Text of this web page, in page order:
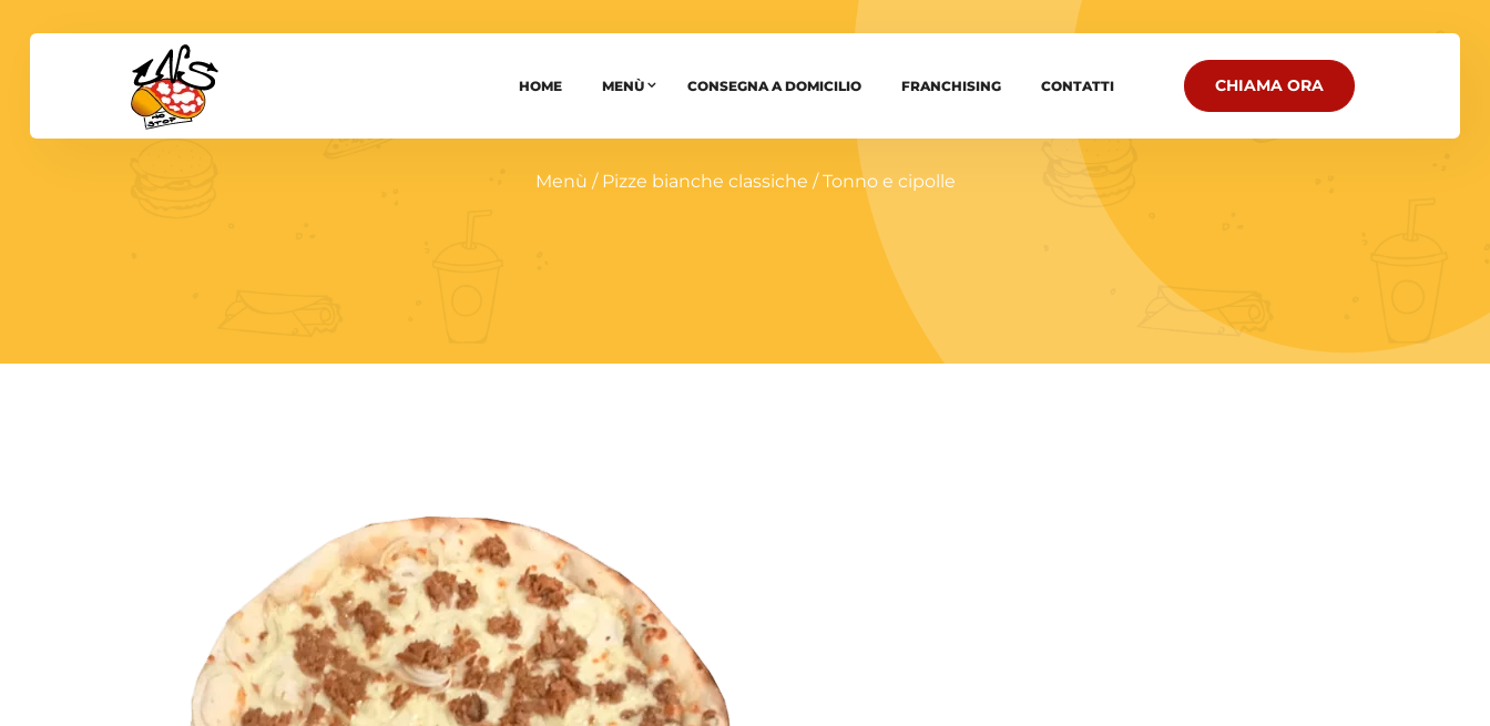
HOME MENÙ CONSEGNA A DOMICILIO FRANCHISING CONTATTI CHIAMA ORA
Menù / Pizze bianche classiche / Tonno e cipolle